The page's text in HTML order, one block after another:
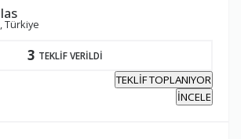
Türkiye
3 TEKLİF VERİLDİ
TEKLİF TOPLANIYOR
İNCELE